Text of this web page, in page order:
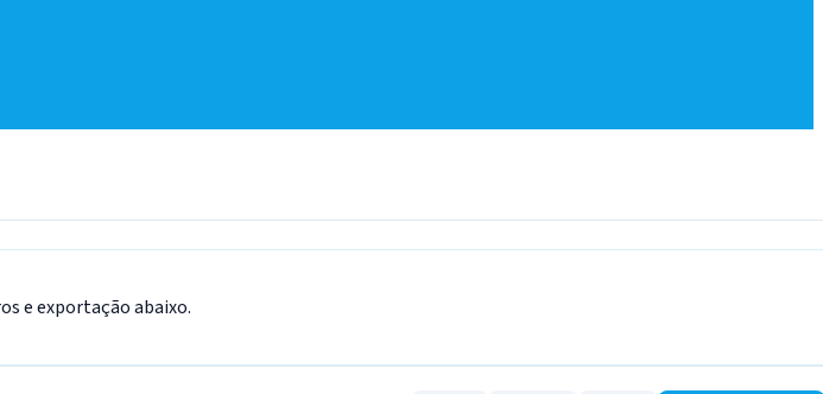
e exportação abaixo.